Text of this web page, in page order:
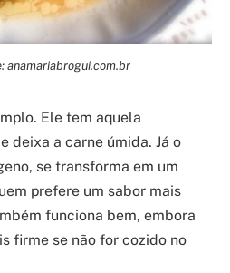
anamariabrogui.com.br
Ele tem aquela
deixa a carne úmida. Já o
se transforma em um
prefere um sabor mais
funciona bem, embora
firme se não for cozido no